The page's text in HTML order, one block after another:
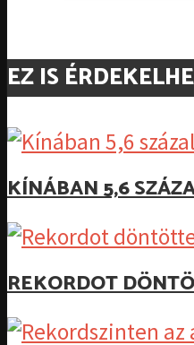
EZ IS
KÍNÁBAN 5,6
REKORDOT